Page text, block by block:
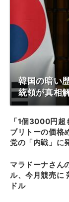
韓国の暗い
統領が真相
「1個3000円超
ブリトーの価格
党の「内戦」に
マラドーナさん
ル、今月競売に
ドル